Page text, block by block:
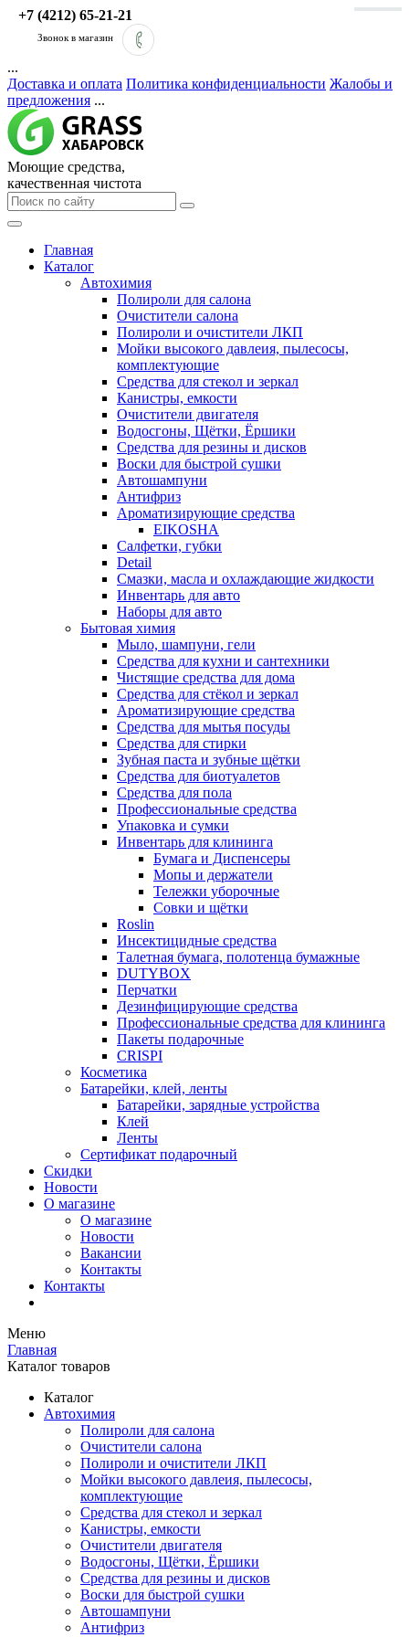
+7 (4212) 65-21-21
Звонок в магазин
...
Доставка и оплата Политика конфиденциальности Жалобы и
предложения ...
Моющие средства,
качественная чистота
Главная
Каталог
Автохимия
Полироли для салона
Очистители салона
Полироли и очистители ЛКП
Мойки высокого давлеия, пылесосы,
комплектующие
Средства для стекол и зеркал
Канистры, емкости
Очистители двигателя
Водосгоны, Щётки, Ёршики
Средства для резины и дисков
Воски для быстрой сушки
Автошампуни
Антифриз
Ароматизирующие средства
EIKOSHA
Салфетки, губки
Detail
Смазки, масла и охлаждающие жидкости
Инвентарь для авто
Наборы для авто
Бытовая химия
Мыло, шампуни, гели
Средства для кухни и сантехники
Чистящие средства для дома
Средства для стёкол и зеркал
Ароматизирующие средства
Средства для мытья посуды
Средства для стирки
Зубная паста и зубные щётки
Средства для биотуалетов
Средства для пола
Профессиональные средства
Упаковка и сумки
Инвентарь для клининга
Бумага и Диспенсеры
Мопы и держатели
Тележки уборочные
Совки и щётки
Roslin
Инсектицидные средства
Талетная бумага, полотенца бумажные
DUTYBOX
Перчатки
Дезинфицирующие средства
Профессиональные средства для клининга
Пакеты подарочные
CRISPI
Косметика
Батарейки, клей, ленты
Батарейки, зарядные устройства
Клей
Ленты
Сертификат подарочный
Скидки
Новости
О магазине
О магазине
Новости
Вакансии
Контакты
Контакты
Меню
Главная
Каталог товаров
Каталог
Автохимия
Полироли для салона
Очистители салона
Полироли и очистители ЛКП
Мойки высокого давлеия, пылесосы,
комплектующие
Средства для стекол и зеркал
Канистры, емкости
Очистители двигателя
Водосгоны, Щётки, Ёршики
Средства для резины и дисков
Воски для быстрой сушки
Автошампуни
Антифриз